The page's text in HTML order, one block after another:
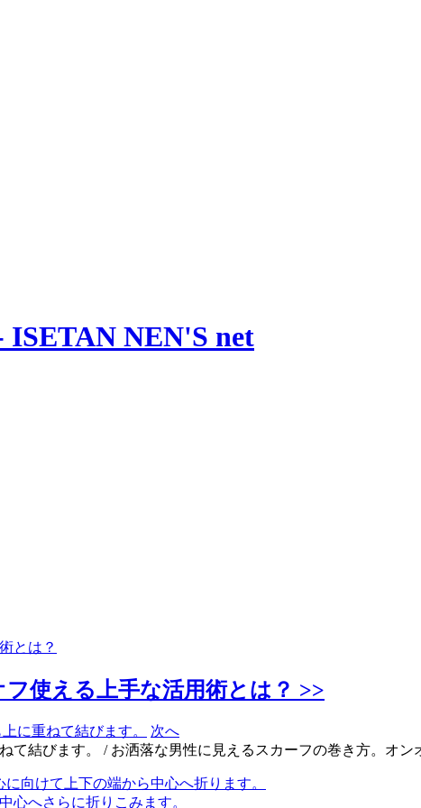
NEN'S net
とは？
使える上手な活用術とは？ >>
次へ
結びます。 / お洒落な男性に見えるスカーフの巻き方。オン